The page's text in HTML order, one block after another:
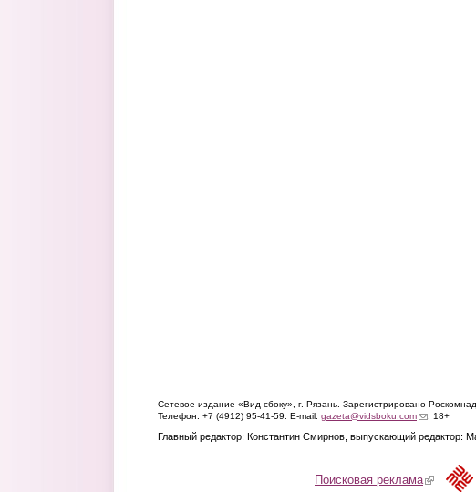
Сетевое издание «Вид сбоку», г. Рязань. Зарегистрировано
Телефон: +7 (4912) 95-41-59. E-mail: gazeta@vidsboku.com(link sends e-
. 18+
Главный редактор: Константин Смирнов, выпускающий редактор:
Поисковая реклама(link is